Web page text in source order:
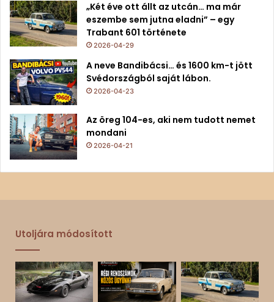
„Két éve ott állt az utcán… ma már
eszembe sem jutna eladni” – egy
Trabant 601 története
2026-04-29
A neve Bandibácsi… és 1600 km-t jött
Svédországból saját lábon.
2026-04-23
Az öreg 104-es, aki nem tudott nemet
mondani
2026-04-21
Utoljára módosított